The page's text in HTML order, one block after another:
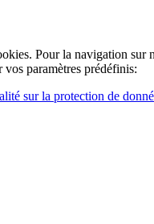
Pour la navigation
paramètres prédéfinis:
sur la protection de